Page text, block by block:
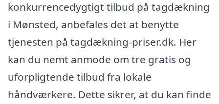
konkurrencedygtigt tilbud på tagdækning
i Mønsted, anbefales det at benytte
tjenesten på tagdækning-priser.dk. Her
kan du nemt anmode om tre gratis og
uforpligtende tilbud fra lokale
håndværkere. Dette sikrer, at du kan finde